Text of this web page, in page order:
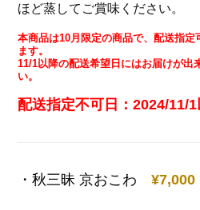
ほど蒸してご賞味ください。
本商品は10月限定の商品で、配送指定
ます。
11/1以降の配送希望日にはお届けが出
い。
配送指定不可日：2024/11/
・秋三昧 京おこわ¥7,000